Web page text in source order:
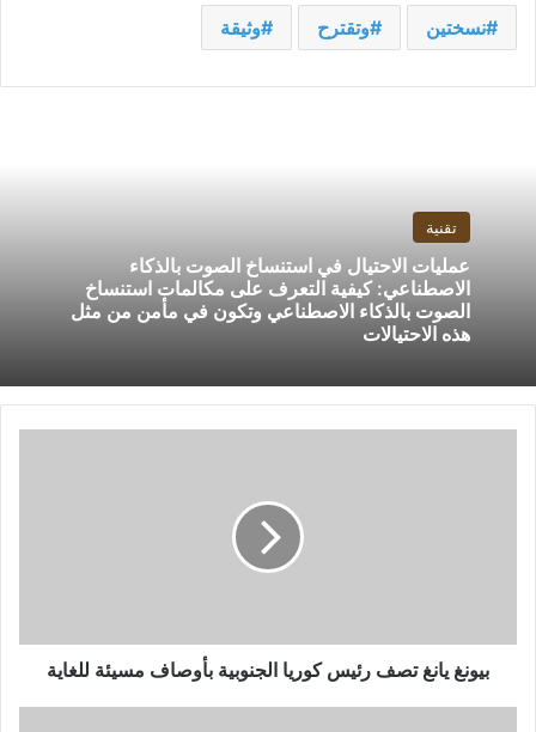
نسختين وتقترح وثيقة
تقنية
عمليات الاحتيال في استنساخ الصوت بالذكاء
الاصطناعي: كيفية التعرف على مكالمات استنساخ
الصوت بالذكاء الاصطناعي وتكون في مأمن من مثل
هذه الاحتيالات
للغاية
بيونغ يانغ تصف رئيس كوريا الجنوبية بأوصاف مسيئة للغاية